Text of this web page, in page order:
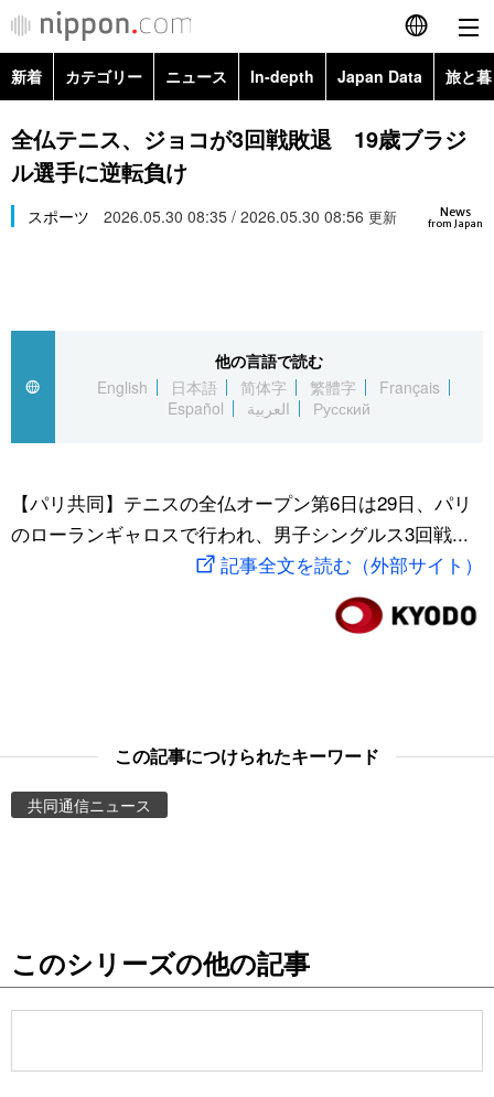
English
简体字
Русский
カテゴリー
経済・ビジネス
国際
文化
トップ
アーカイブ
In-depth
Japan Data
動画/Live
お知らせ
新着 カテゴリー ニュース In-depth Japan Data 旅と
政治・外交
経済・ビジネス
スポーツ・東京2020
Topics
全仏テニス、ジョコが3回戦敗退 19歳ブラジ
ル選手に逆転負け
News
from Japan
スポーツ 2026.05.30 08:35 / 2026.05.30 08:56 更新
他の言語で読む
English
日本語 简体字 繁體字
Français
Español
العربية Русский
【パリ共同】テニスの全仏オープン第6日は29日、パリ
のローランギャロスで行われ、男子シングルス3回戦...
記事全文を読む（外部サイト）
この記事につけられたキーワード
共同通信ニュース
このシリーズの他の記事